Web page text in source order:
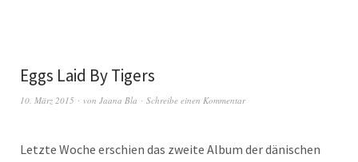
Eggs Laid By Tigers
10. März 2015 von Jaana Bla Schreibe einen Kommentar
Let­zte Woche erschien das zweite Album der dänis­chen